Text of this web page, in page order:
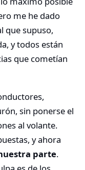
me he dado
que supuso,
y todos están
que cometían
sin ponerse el
al volante.
y ahora
parte.